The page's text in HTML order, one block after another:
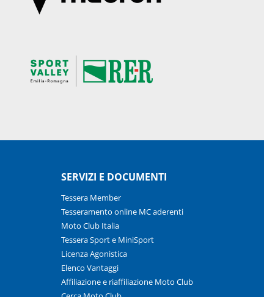
SERVIZI E DOCUMENTI
Tessera Member
Tesseramento online MC aderenti
Moto Club Italia
Tessera Sport e MiniSport
Licenza Agonistica
Elenco Vantaggi
Affiliazione e riaffiliazione Moto Club